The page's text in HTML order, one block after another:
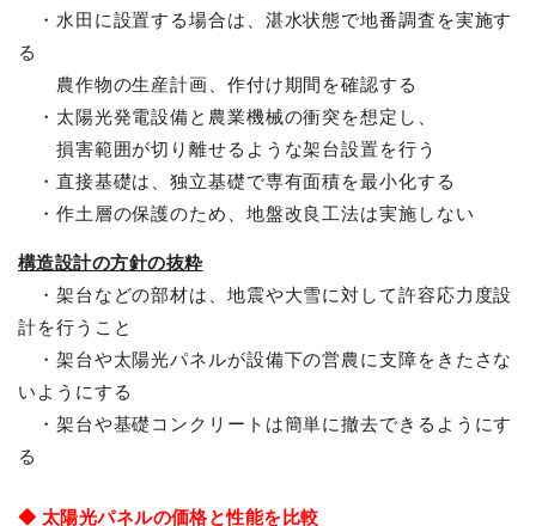
・水田に設置する場合は、湛水状態で地番調査を実施す
る
農作物の生産計画、作付け期間を確認する
・太陽光発電設備と農業機械の衝突を想定し、
損害範囲が切り離せるような架台設置を行う
・直接基礎は、独立基礎で専有面積を最小化する
・作土層の保護のため、地盤改良工法は実施しない
構造設計の方針の抜粋
・架台などの部材は、地震や大雪に対して許容応力度設
計を行うこと
・架台や太陽光パネルが設備下の営農に支障をきたさな
いようにする
・架台や基礎コンクリートは簡単に撤去できるようにす
る
◆ 太陽光パネルの価格と性能を比較